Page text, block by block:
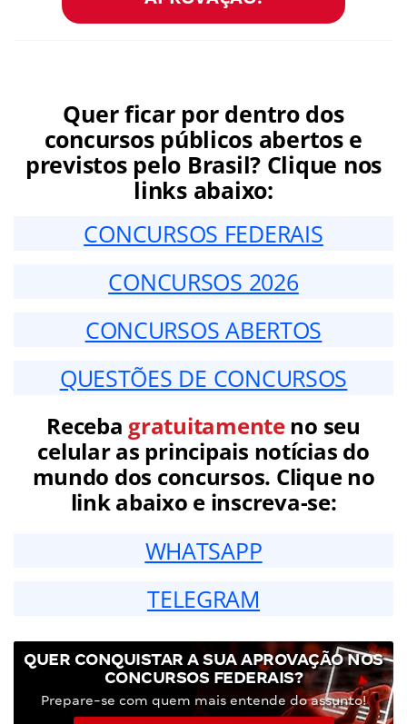
Quer ficar por dentro dos
concursos públicos abertos e
previstos pelo Brasil? Clique nos
links abaixo:
CONCURSOS FEDERAIS
CONCURSOS 2026
CONCURSOS ABERTOS
QUESTÕES DE CONCURSOS
Receba gratuitamenteno seu
celular as principais notícias do
mundo dos concursos. Clique no
link abaixo e inscreva-se:
WHATSAPP
TELEGRAM
QUER CONQUISTAR A SUA APROVAÇÃO NOS
CONCURSOS FEDERAIS?
Prepare-se com quem mais entende do assunto!